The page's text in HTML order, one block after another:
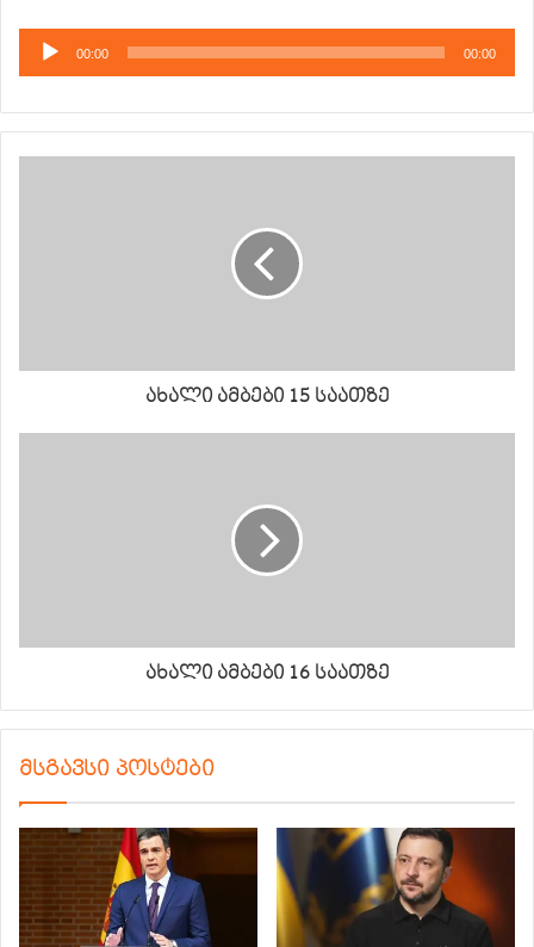
აუდიო
დამკვრელი
00:00 00:00
ახალი ამბები 15 საათზე
ახალი ამბები 16 საათზე
მსგავსი პოსტები